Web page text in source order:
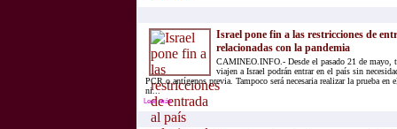
Israel pone fin a las restricciones de
relacionadas con la pandemia
CAMINEO.INFO.- Desde el pasado 21 de mayo,
viajen a Israel podrán entrar en el país sin
PCR o antígenos previa. Tampoco será necesaria realizar la prueba en
ni...
Leer más